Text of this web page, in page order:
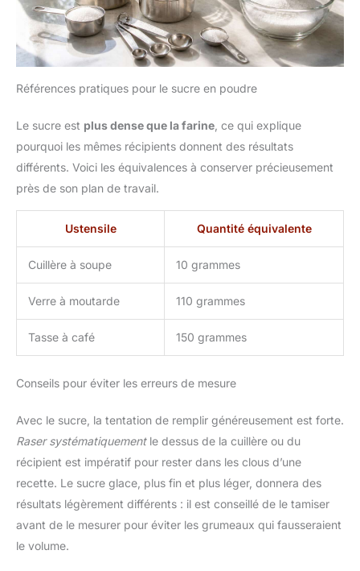
Références pratiques pour le sucre en poudre
Le sucre est plus dense que la farine , ce qui explique
pourquoi les mêmes récipients donnent des résultats
différents. Voici les équivalences à conserver précieusement
près de son plan de travail.
Ustensile Quantité équivalente
Cuillère à soupe 10 grammes
Verre à moutarde 110 grammes
Tasse à café 150 grammes
Conseils pour éviter les erreurs de mesure
Avec le sucre, la tentation de remplir généreusement est forte.
Raser systématiquementle dessus de la cuillère ou du
récipient est impératif pour rester dans les clous d’une
recette. Le sucre glace, plus fin et plus léger, donnera des
résultats légèrement différents : il est conseillé de le tamiser
avant de le mesurer pour éviter les grumeaux qui fausseraient
le volume.